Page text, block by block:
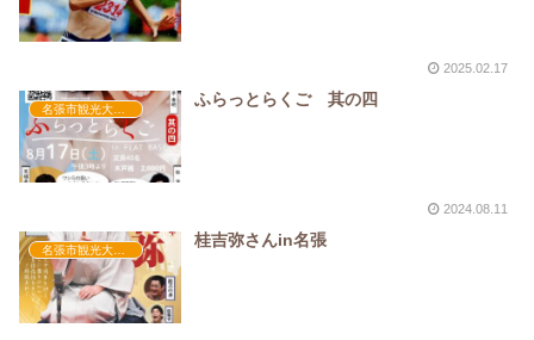
2025.02.17
名張市観光大使活動
ふらっとらくご 其の四
2024.08.11
桂吉弥さんin名張